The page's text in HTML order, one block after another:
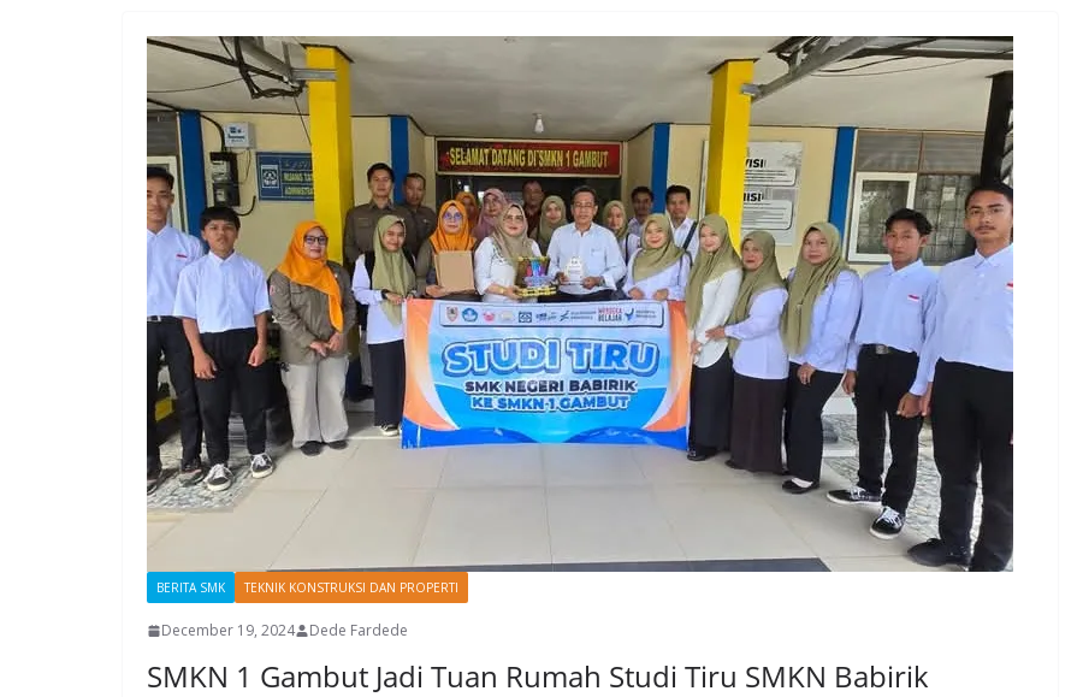
BERITA SMK TEKNIK KONSTRUKSI DAN PROPERTI
December 19, 2024 Dede Fardede
SMKN 1 Gambut Jadi Tuan Rumah Studi Tiru SMKN Babirik